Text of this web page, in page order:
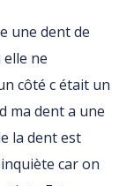
une dent de
ne
côté c était un
ma dent a une
la dent est
car on